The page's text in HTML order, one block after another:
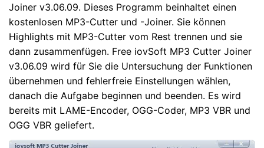
Joiner v3.06.09. Dieses Programm beinhaltet einen
kostenlosen MP3-Cutter und -Joiner. Sie können
Highlights mit MP3-Cutter vom Rest trennen und sie
dann zusammenfügen. Free iovSoft MP3 Cutter Joiner
v3.06.09 wird für Sie die Untersuchung der Funktionen
übernehmen und fehlerfreie Einstellungen wählen,
danach die Aufgabe beginnen und beenden. Es wird
bereits mit LAME-Encoder, OGG-Coder, MP3 VBR und
OGG VBR geliefert.